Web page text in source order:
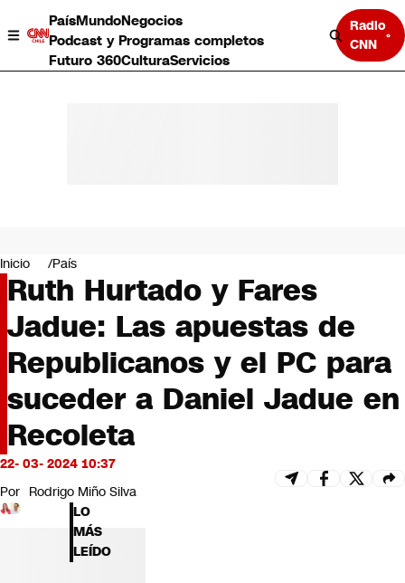
PaísMundoNegocios
Podcast y Programas completos
Futuro 360CulturaServicios
Radio
CNN
Negocios
Deportes
Programas completos
Cultura
Servicios
Bits
CNN Data
CNN tiempo
Futuro 360
Opinión
Inicio País
Ruth Hurtado y Fares
Jadue: Las apuestas de
Republicanos y el PC para
suceder a Daniel Jadue en
Recoleta
22- 03- 2024 10:37
Por Rodrigo Miño Silva
LO
MÁS
LEÍDO